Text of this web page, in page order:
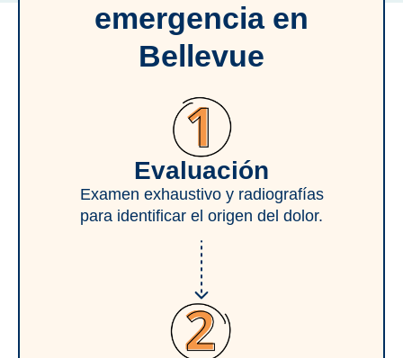
emergencia en
Bellevue
Evaluación
Examen exhaustivo y radiografías
para identificar el origen del dolor.